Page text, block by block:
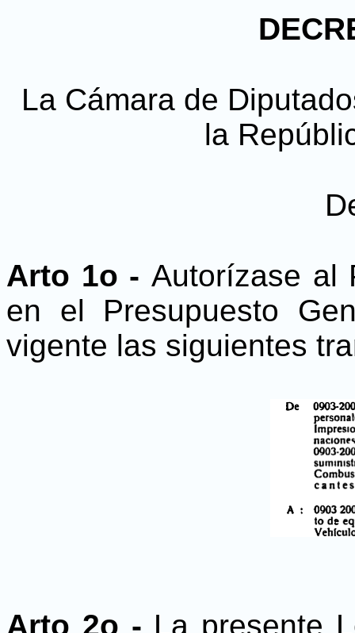
La Cámara de
la
Arto 1o - Autorízase al
en el Presupuesto
vigente las siguientes
Arto 2o - La presente